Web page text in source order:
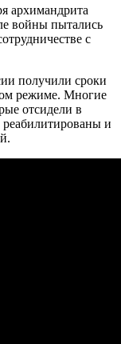
архимандрита
войны пытались
с
получили сроки
режиме. Многие
отсидели в
и